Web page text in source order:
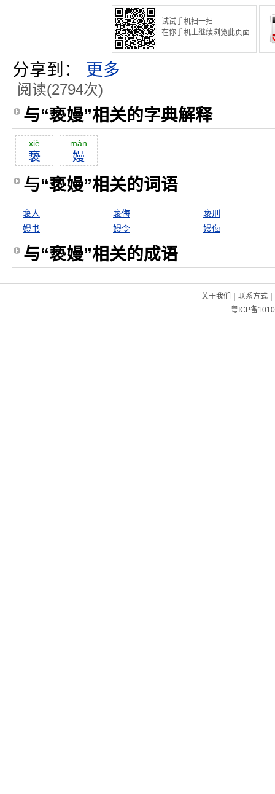
试试手机扫一扫
在你手机上继续浏览此页面
分享到： 更多
阅读(2794次)
与“亵嫚”相关的字典解释
xiè
亵
màn
嫚
与“亵嫚”相关的词语
亵人 亵侮
亵刑
嫚书
嫚令 嫚侮
与“亵嫚”相关的成语
关于我们 | 联系方式|
粤ICP备